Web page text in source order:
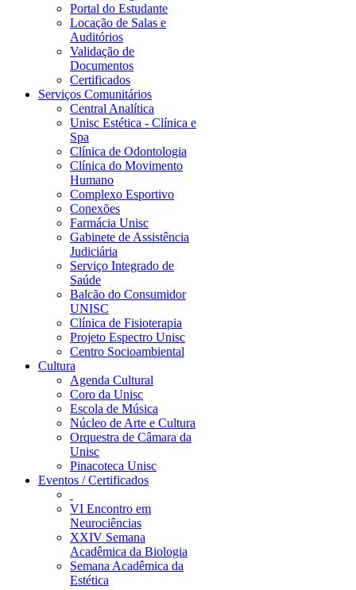
Portal do Estudante
Locação de Salas e
Auditórios
Validação de
Documentos
Certificados
Serviços Comunitários
Central Analítica
Unisc Estética - Clínica e
Spa
Clínica de Odontologia
Clínica do Movimento
Humano
Complexo Esportivo
Conexões
Farmácia Unisc
Gabinete de Assistência
Judiciária
Serviço Integrado de
Saúde
Balcão do Consumidor
UNISC
Clínica de Fisioterapia
Projeto Espectro Unisc
Centro Socioambiental
Cultura
Agenda Cultural
Coro da Unisc
Escola de Música
Núcleo de Arte e Cultura
Orquestra de Câmara da
Unisc
Pinacoteca Unisc
Eventos / Certificados
VI Encontro em
Neurociências
XXIV Semana
Acadêmica da Biologia
Semana Acadêmica da
Estética